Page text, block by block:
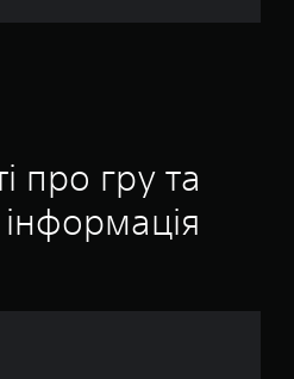
о
н
к
про гру та